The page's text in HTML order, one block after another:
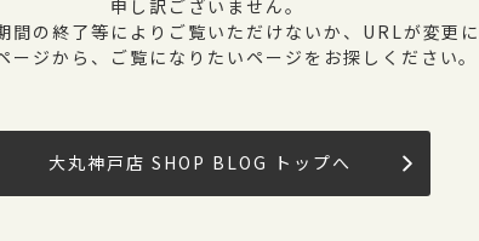
申し訳ございません。
間の終了等によりご覧いただけないか、URLが変更に
ージから、ご覧になりたいページをお探しください。
大丸神戸店 SHOP BLOG トップへ